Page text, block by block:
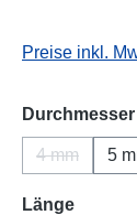
Preise inkl.
Durchmesser
4 mm
(Diese
5
Länge